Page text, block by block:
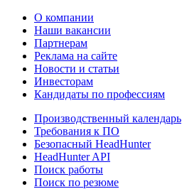
О компании
Наши вакансии
Партнерам
Реклама на сайте
Новости и статьи
Инвесторам
Кандидаты по профессиям
Производственный календарь
Требования к ПО
Безопасный HeadHunter
HeadHunter API
Поиск работы
Поиск по резюме